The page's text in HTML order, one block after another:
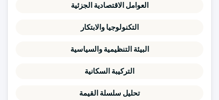
العوامل الاقتصادية الجزئية
التكنولوجيا والابتكار
البيئة التنظيمية والسياسية
التركيبة السكانية
تحليل سلسلة القيمة